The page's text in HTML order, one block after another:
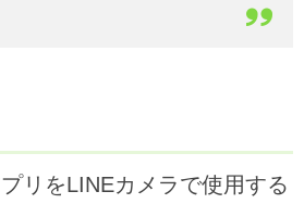
リをLINEカメラで使用する